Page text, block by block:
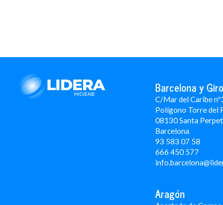
Barcelona y
C/Mar del Caribe
Polígono Torre del
08130 Santa
Barcelona
93 583 07 58
666 450 577
Aragón